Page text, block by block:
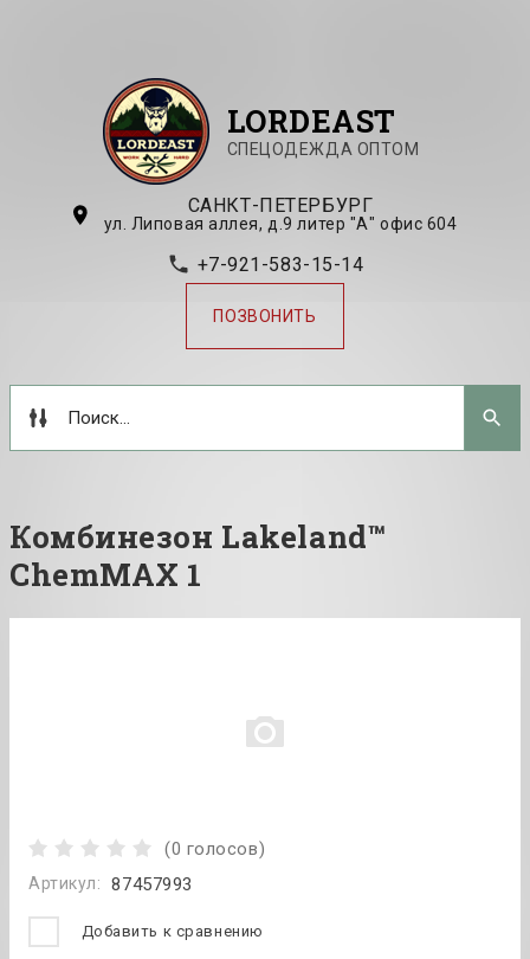
LORDEAST
СПЕЦОДЕЖДА ОПТОМ
САНКТ-ПЕТЕРБУРГ
ул. Липовая аллея, д.9 литер "А" офис 604
+7-921-583-15-14
ПОЗВОНИТЬ
Комбинезон Lakeland™
ChemMAX 1
(0 голосов)
Артикул: 87457993
Добавить к сравнению